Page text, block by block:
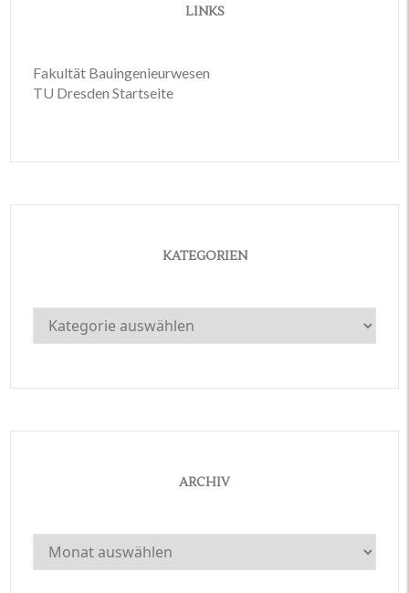
LINKS
Fakultät Bauingenieurwesen
TU Dresden Startseite
KATEGORIEN
Kategorien
ARCHIV
Archiv